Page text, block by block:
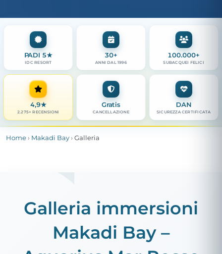
PADI 5★
IDC RESORT
30+
ANNI DAL 1996
100.000+
SUBACQUEI FELICI
4,9★
2.275+ RECENSIONI
Gratis
CANCELLAZIONE
DAN
SICUREZZA CERTIFICATA
Home › Makadi Bay › Galleria
Galleria immersioni
Makadi Bay –